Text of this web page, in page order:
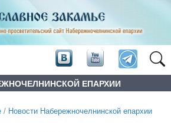
ЕПАРХИИ
/ Новости Набережночелнинской епархии